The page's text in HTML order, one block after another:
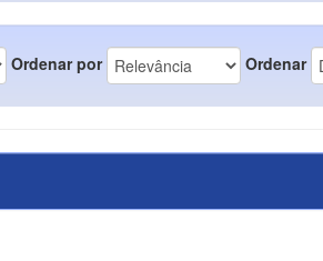
Ordenar por Ordenar